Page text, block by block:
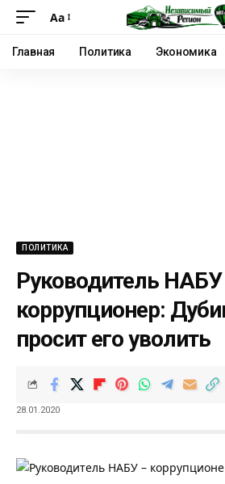
Аа
Главная Политика Экономика
ПОЛИТИКА
Руководитель
коррупционер:
просит его уволить
28.01.2020